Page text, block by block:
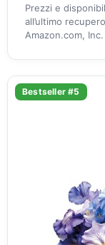
Prezzi e
all’ultimo
Amazon.com,
Bestseller #5